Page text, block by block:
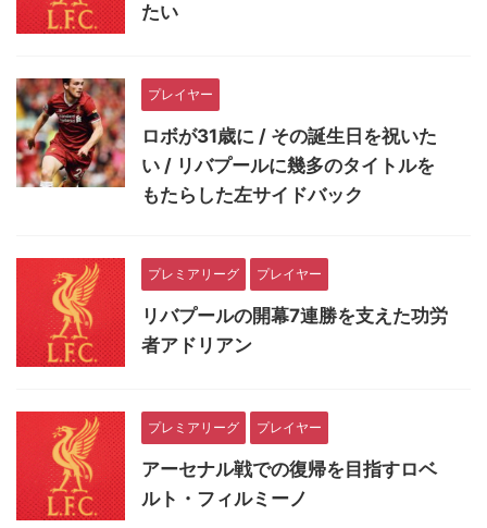
たい
プレイヤー
ロボが31歳に / その誕生日を祝いた
い / リバプールに幾多のタイトルを
もたらした左サイドバック
プレミアリーグ プレイヤー
リバプールの開幕7連勝を支えた功労
者アドリアン
プレミアリーグ プレイヤー
アーセナル戦での復帰を目指すロベ
ルト・フィルミーノ